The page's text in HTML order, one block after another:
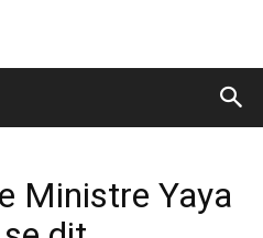
Ministre Yaya